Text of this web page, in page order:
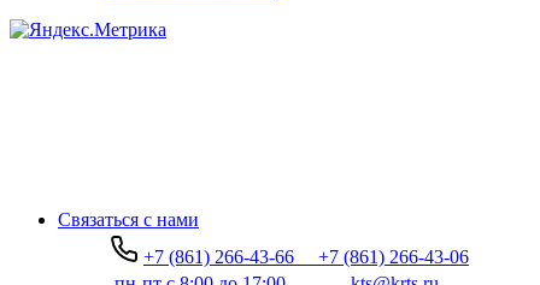
Связаться с нами
+7 (861) 266-43-66
+7 (861) 266-43-06